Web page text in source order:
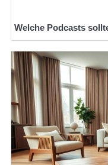
Welche Podcasts